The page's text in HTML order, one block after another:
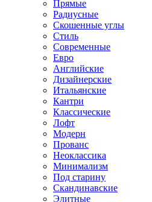
Прямые
Радиусные
Скошенные углы
Стиль
Современные
Евро
Английские
Дизайнерские
Итальянские
Кантри
Классические
Лофт
Модерн
Прованс
Неоклассика
Минимализм
Под старину
Скандинавские
Элитные